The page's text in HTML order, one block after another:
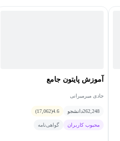
آموزش پایتون جامع
جادی میرمیرانی
262,248دانشجو 4.6
(17,062)
محبوب کاربران گواهی‌نامه